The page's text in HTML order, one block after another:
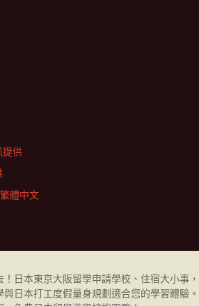
提供
體中文
！日本東京大阪留學申請學校、住宿大小事，
日本打工度假量身規劃適合您的學習體驗。